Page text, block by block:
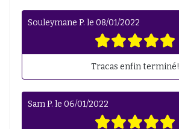
Souleymane P. le 08/01/2022
Tracas enfin terminé!
Sam P. le 06/01/2022